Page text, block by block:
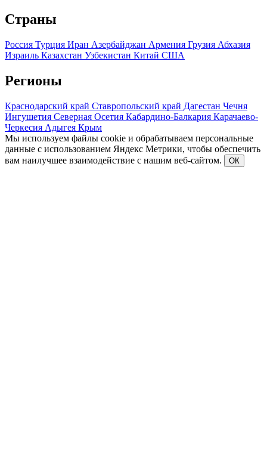
Страны
Россия Турция Иран Азербайджан Армения Грузия Абхазия
Израиль Казахстан Узбекистан Китай США
Регионы
Краснодарский край Ставропольский край Дагестан Чечня
Ингушетия Северная Осетия Кабардино-Балкария Карачаево-
Черкесия Адыгея Крым
Мы используем файлы cookie и обрабатываем персональные
данные с использованием Яндекс Метрики, чтобы обеспечить
вам наилучшее взаимодействие с нашим веб-сайтом.
ОК